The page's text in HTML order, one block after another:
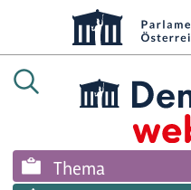
Thema